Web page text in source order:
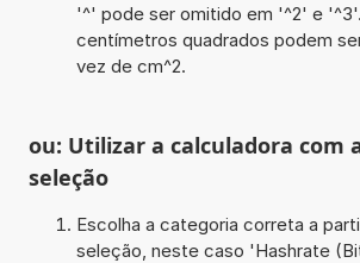
'^' pode ser omitido em '^2' e
centímetros quadrados podem
vez de cm^2.
ou: Utilizar a calculadora com
seleção
Escolha a categoria correta a
seleção, neste caso 'Hashrate